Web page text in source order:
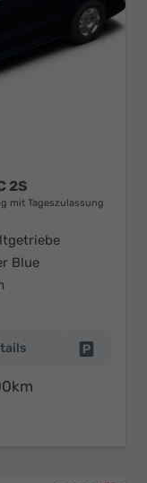
2S
mit Tageszulassung
Blue